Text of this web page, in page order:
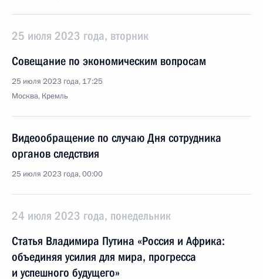
25 июля 2023 года, вторник
Совещание по экономическим вопросам
25 июля 2023 года, 17:25
Москва, Кремль
Видеообращение по случаю Дня сотрудника
органов следствия
25 июля 2023 года, 00:00
24 июля 2023 года, понедельник
Статья Владимира Путина «Россия и Африка:
объединяя усилия для мира, прогресса
и успешного будущего»